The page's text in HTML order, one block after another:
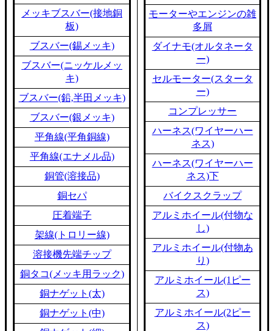
メッキブスバー(接地銅
板)
ブスバー(錫メッキ)
ブスバー(ニッケルメッ
キ)
ブスバー(鉛,半田メッキ)
ブスバー(銀メッキ)
平角線(平角銅線)
平角線(エナメル品)
銅管(溶接品)
銅セパ
圧着端子
架線(トロリー線)
溶接機先端チップ
銅タコ(メッキ用ラック)
銅ナゲット(太)
銅ナゲット(中)
モーターやエンジンの雑
多屑
ダイナモ(オルタネータ
ー)
セルモーター(スタータ
ー)
コンプレッサー
ハーネス(ワイヤーハー
ネス)
ハーネス(ワイヤーハー
ネス)下
バイクスクラップ
アルミホイール(付物な
し)
アルミホイール(付物あ
り)
アルミホイール(1ピー
ス)
アルミホイール(2ピー
ス)